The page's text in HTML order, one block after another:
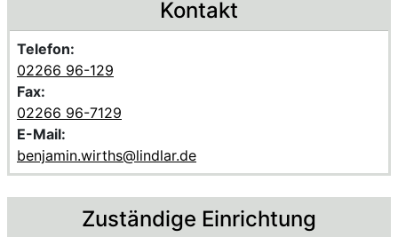
Kontakt
Telefon:
02266 96-129
Fax:
02266 96-7129
E-Mail:
benjamin.wirths@lindlar.de
Zuständige Einrichtung